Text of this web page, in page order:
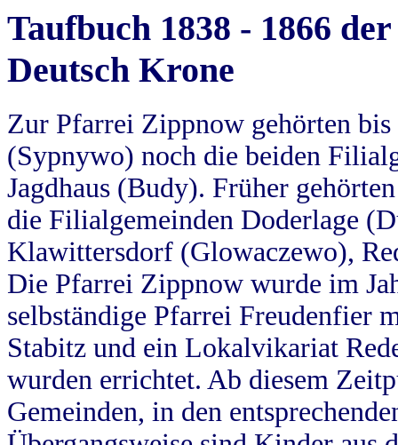
Taufbuch 1838 - 1866
Deutsch Krone
Zur Pfarrei Zippnow gehörten
(Sypnywo) noch die beiden
Jagdhaus (Budy). Früher
die Filialgemeinden Doderlage
Klawittersdorf (Glowaczewo),
Die Pfarrei Zippnow wurde im
selbständige Pfarrei Freudenfier
Stabitz und ein Lokalvikariat
wurden errichtet. Ab diesem
Gemeinden, in den